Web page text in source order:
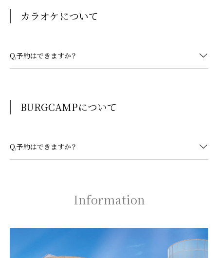
カラオケについて
Q,予約はできますか？
BURGCAMPについて
Q,予約はできますか？
Information